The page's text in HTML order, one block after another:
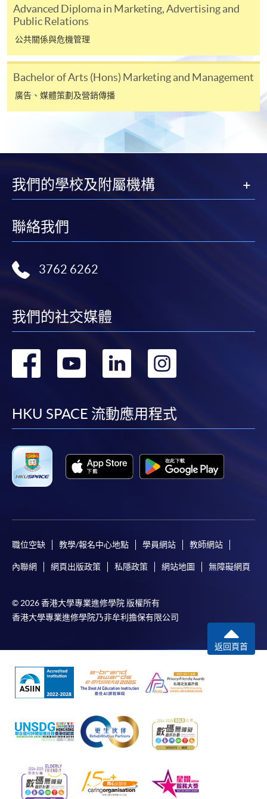
內
社交媒體及數碼市場學專業文憑
本課程在資歴架構下獲得認可 (資歴架構第4級)
網上報名 立即報名
報名辦法
香港大學專業進修學院提供24小時網上報名及繳費服
申請人可在網上使用「繳費靈」(PPS) (不適用於手
機)、VISA 或 Mastercard。除上述支付方式之外，如就
讀學歷頒授課程設有網上服務，在學學員亦可以「微
信支付」(Online WeChat Pay) 、「支付寶」(Online
Alipay) 或 「轉數快」(FPS) 繳付學費。
報讀新課程
填寫網上報名表格
申請人可按該課程網頁的右上角的
圖示進入網上服務網頁，然
中指定所須文件(如學歷證明)。系統只支援doc,
docx, jpg 和pdf格式之附件。
申請人可使用以下方式繳交報名費或課程費用:
繳費靈網上服務- 申請人須先開立繳費靈戶口及設
定繳費靈網上密碼。有關如何申請繳費靈戶口及密
碼，請瀏覽繳費靈網址http://www.ppshk.com
Mastercard（包括「香港大學專業進修學院
Mastercard卡」）繳付學費。
*香港大學專業進修學院Mastercard卡 持有人如欲享用十個
月免息分期付款優惠，必須親臨本學院設有報名服務的教
Advanced Diploma in Marketing, Advertising and
Public Relations
公共關係與危機管理
Bachelor of Arts (Hons) Marketing and Management
廣告、媒體策劃及營銷傳播
我們的學校及附屬機構
聯絡我們
3762 6262
我們的社交媒體
轉
facebook
轉
youtube
轉
linkedin
HKU SPACE 流動應用程式
職位空缺 教學/報名中心地點 學員網站 教師網站
內聯網 網頁出版政策 私隱政策 網站地圖 無障礙網頁
© 2026 香港大學專業進修學院 版權所有
香港大學專業進修學院乃非牟利擔保有限公司
返回頁首